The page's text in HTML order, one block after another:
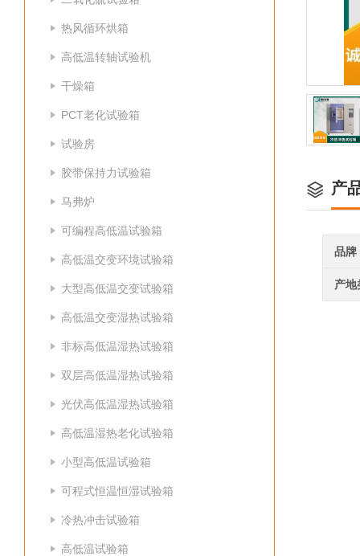
热风循环烘箱
高低温转轴试验机
干燥箱
PCT老化试验箱
试验房
胶带保持力试验箱
马弗炉
可编程高低温试验箱
高低温交变环境试验箱
大型高低温交变试验箱
高低温交变湿热试验箱
非标高低温湿热试验箱
双层高低温湿热试验箱
光伏高低温湿热试验箱
高低温湿热老化试验箱
小型高低温试验箱
可程式恒温恒湿试验箱
冷热冲击试验箱
高低温试验箱
产
品牌
产地